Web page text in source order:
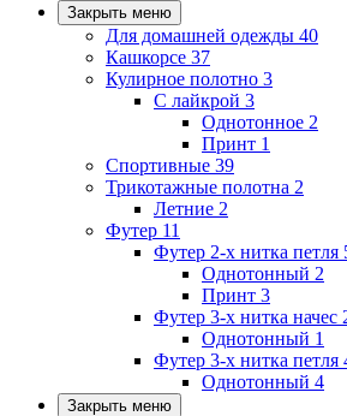
Закрыть меню
Для домашней одежды 40
Кашкорсе 37
Кулирное полотно 3
С лайкрой 3
Однотонное 2
Принт 1
Спортивные 39
Трикотажные полотна 2
Летние 2
Футер 11
Футер 2-х нитка петля
Однотонный 2
Принт 3
Футер 3-х нитка начес
Однотонный 1
Футер 3-х нитка петля
Однотонный 4
Закрыть меню